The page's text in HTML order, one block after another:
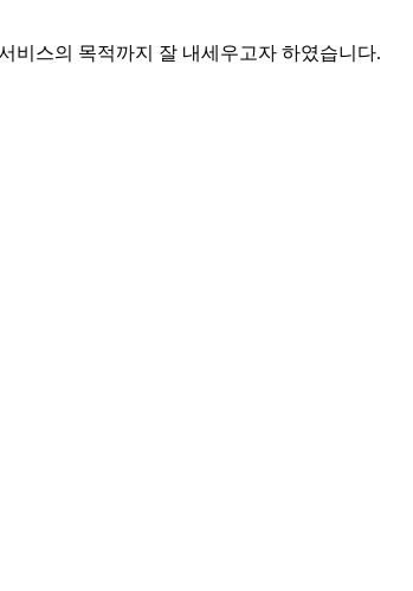
비스의 목적까지 잘 내세우고자 하였습니다.